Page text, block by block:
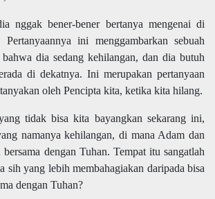
nggak bener-bener bertanya mengenai di
ini menggambarkan sebuah
bahwa dia sedang kehilangan, dan dia butuh
di dekatnya. Ini merupakan pertanyaan
oleh Pencipta kita, ketika kita hilang.
tidak bisa kita bayangkan sekarang ini,
namanya kehilangan, di mana Adam dan
dengan Tuhan. Tempat itu sangatlah
sih yang lebih membahagiakan daripada bisa
dengan Tuhan?